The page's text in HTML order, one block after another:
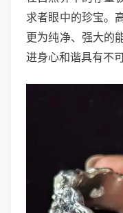
求者眼中的珍宝。
更为纯净、强大的
进身心和谐具有不